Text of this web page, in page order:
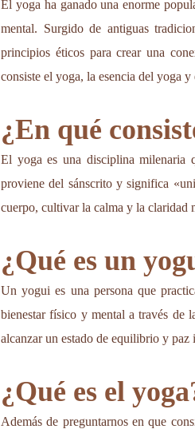
El yoga ha ganado una enorme
mental. Surgido de antiguas
principios éticos para crear una
consiste el yoga, la esencia del yoga
¿En qué
El yoga es una disciplina milenaria
proviene del sánscrito y significa
cuerpo, cultivar la calma y la claridad
¿Qué es un
Un yogui es una persona que
bienestar físico y mental a través de
alcanzar un estado de equilibrio y
¿Qué es el
Además de preguntarnos en que